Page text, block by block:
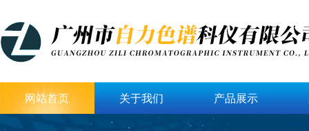
网站首页 关于我们 产品展示